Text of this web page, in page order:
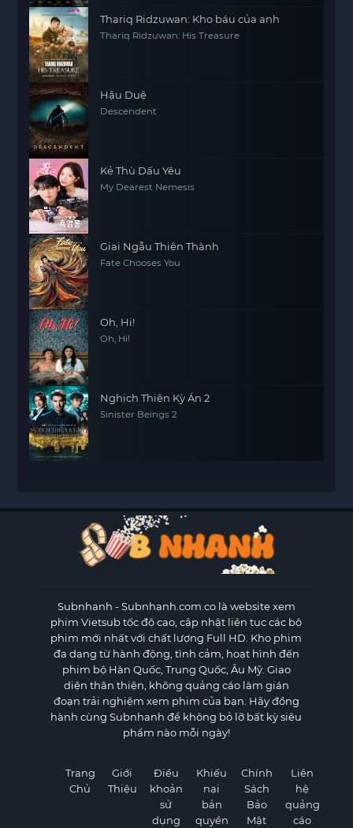
Thariq Ridzuwan: Kho báu của anh
Thariq Ridzuwan: His Treasure
Hậu Duệ
Descendent
Kẻ Thù Dấu Yêu
My Dearest Nemesis
Giai Ngẫu Thiên Thành
Fate Chooses You
Oh, Hi!
Oh, Hi!
Nghịch Thiên Kỳ Án 2
Sinister Beings 2
Subnhanh - Subnhanh.com.co là website xem
phim Vietsub tốc độ cao, cập nhật liên tục các bộ
phim mới nhất với chất lượng Full HD. Kho phim
đa dạng từ hành động, tình cảm, hoạt hình đến
phim bộ Hàn Quốc, Trung Quốc, Âu Mỹ. Giao
diện thân thiện, không quảng cáo làm gián
đoạn trải nghiệm xem phim của bạn. Hãy đồng
hành cùng Subnhanh để không bỏ lỡ bất kỳ siêu
phẩm nào mỗi ngày!
Trang
Chủ
Giới
Thiệu
Điều
khoản
sử
dụng
Khiếu
nại
bản
quyền
Chính
Sách
Bảo
Mật
Liên
hệ
quảng
cáo